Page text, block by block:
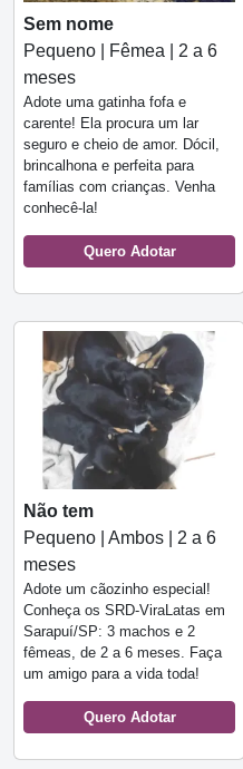
Sem nome
Pequeno | Fêmea | 2 a 6
meses
Adote uma gatinha fofa e
carente! Ela procura um lar
seguro e cheio de amor. Dócil,
brincalhona e perfeita para
famílias com crianças. Venha
conhecê-la!
Quero Adotar
Não tem
Pequeno | Ambos | 2 a 6
meses
Adote um cãozinho especial!
Conheça os SRD-ViraLatas em
Sarapuí/SP: 3 machos e 2
fêmeas, de 2 a 6 meses. Faça
um amigo para a vida toda!
Quero Adotar